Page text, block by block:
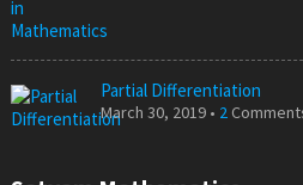
Partial Differentiation
March 30, 2019 • 2